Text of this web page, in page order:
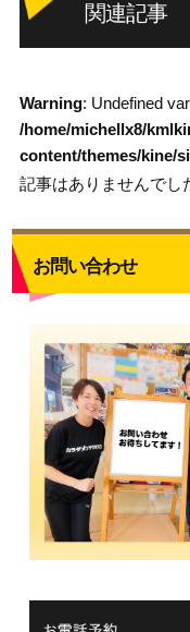
関連記事
Warning: Undefined
/home/michellx8/
content/themes/kine/
記事はありませんでし
お問い合わせ